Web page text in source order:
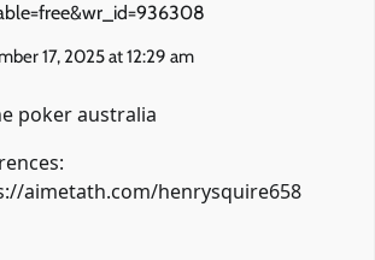
17, 2025 at 12:29 am
poker australia
aimetath.com/henrysquire658